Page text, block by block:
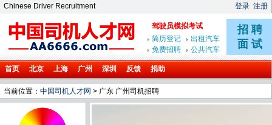
Chinese Driver Recruitment 登录 注册
首页 北京 上海 广州 深圳 反馈 捐助
当前位置： 中国司机人才网 > 广东 广州司机招聘